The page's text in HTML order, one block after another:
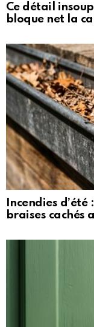
Ce détail
bloque net la
Incendies
braises cachés